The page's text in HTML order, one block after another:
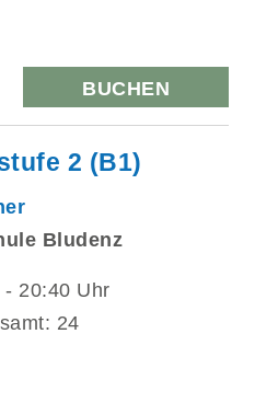
BUCHEN
2 (B1)
Bludenz
20:40 Uhr
24